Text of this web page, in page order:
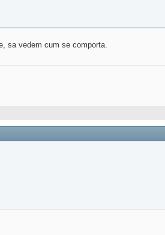
sa vedem cum se comporta.